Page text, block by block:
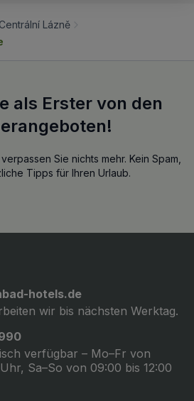
Lázně
als Erster von den
Sie nichts mehr. Kein Spam,
Tipps für Ihren Urlaub.
hotels.de
wir bis nächsten Werktag.
verfügbar – Mo–Fr von
Sa–So von 09:00 bis 12:00